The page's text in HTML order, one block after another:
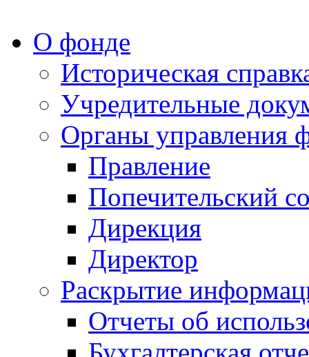
О фонде
Историческая
Учредительные
Органы управления
Правление
Попечительский
Дирекция
Директор
Раскрытие
Отчеты об